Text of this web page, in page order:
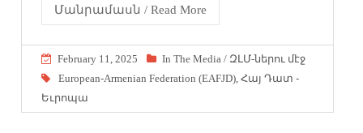
Մանրամասն / Read More
February 11, 2025
In The Media / ԶԼՄ-ներու մէջ
European-Armenian Federation (EAFJD),Հայ Դատ -
Եւրոպա